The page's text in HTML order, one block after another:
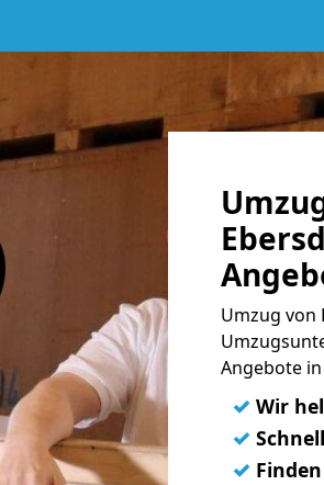
Umzug von
Angebote
✓ Wir
✓
✓